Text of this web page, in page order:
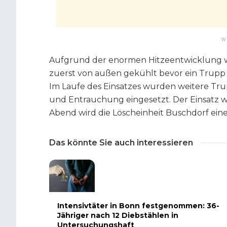
Aufgrund der enormen Hitzeentwicklung
zuerst von außen gekühlt bevor ein
Im Laufe des Einsatzes wurden weitere
und Entrauchung eingesetzt. Der Einsatz
Abend wird die Löscheinheit Buschdorf
Das könnte Sie auch interessieren
Intensivtäter in Bonn festgenommen: 36-
Jähriger nach 12 Diebstählen in
Untersuchungshaft